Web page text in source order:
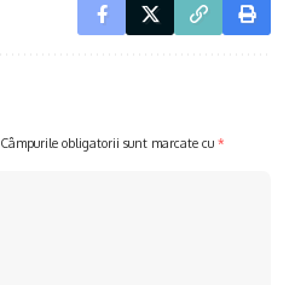
Câmpurile obligatorii sunt marcate cu *